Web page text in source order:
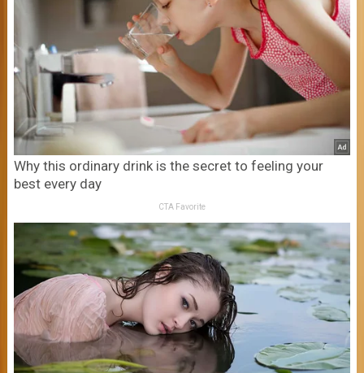
Why this ordinary drink is the secret to feeling your
best every day
CTA Favorite